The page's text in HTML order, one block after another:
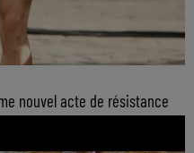
nouvel acte de résistance